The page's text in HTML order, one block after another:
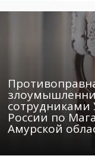
Жилье
Не
России по
Амурской